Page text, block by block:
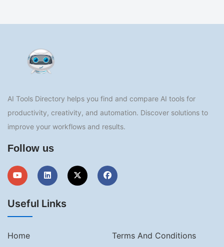
AI Tools Directory helps you find and compare AI tools for
productivity, creativity, and automation. Discover solutions to
improve your workflows and results.
Follow us
Useful Links
Home
Terms And Conditions